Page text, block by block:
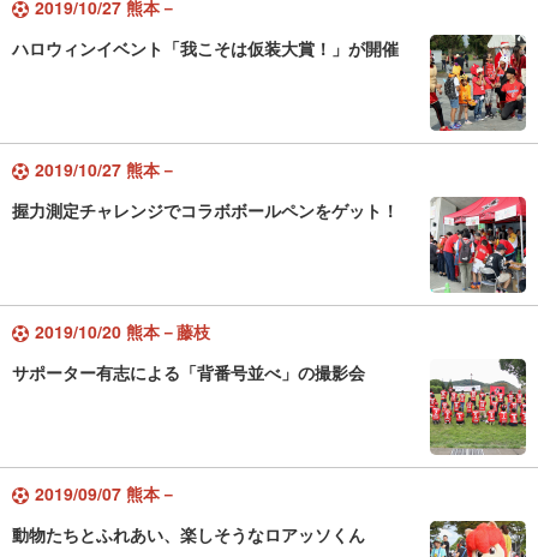
2019/10/27 熊本－
ハロウィンイベント「我こそは仮装大賞！」が開催
2019/10/27 熊本－
握力測定チャレンジでコラボボールペンをゲット！
2019/10/20 熊本－藤枝
サポーター有志による「背番号並べ」の撮影会
2019/09/07 熊本－
動物たちとふれあい、楽しそうなロアッソくん